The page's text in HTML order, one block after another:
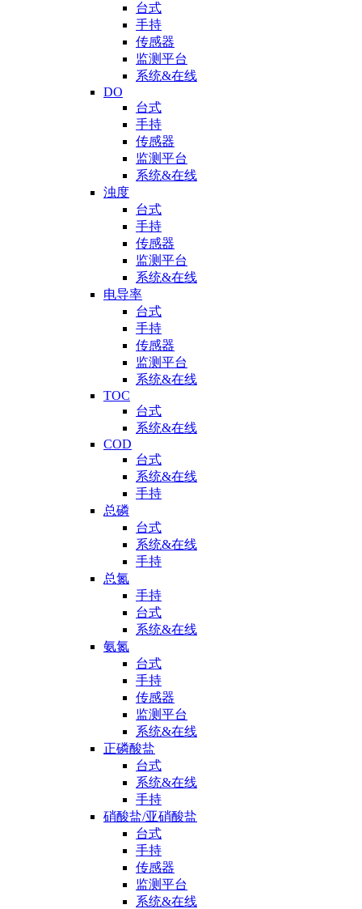
台式
手持
传感器
监测平台
系统&在线
DO
台式
手持
传感器
监测平台
系统&在线
浊度
台式
手持
传感器
监测平台
系统&在线
电导率
台式
手持
传感器
监测平台
系统&在线
TOC
台式
系统&在线
COD
台式
系统&在线
手持
总磷
台式
系统&在线
手持
总氮
手持
台式
系统&在线
氨氮
台式
手持
传感器
监测平台
系统&在线
正磷酸盐
台式
系统&在线
手持
硝酸盐/亚硝酸盐
台式
手持
传感器
监测平台
系统&在线